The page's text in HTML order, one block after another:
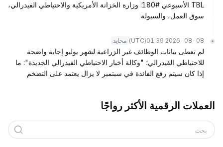
TBL الأسبوعي #180: وزارة الخزانة الأمريكية والاحتياطي الفيدرالي،
سوق العمل، والسيولة
2026-08-08 01:39
(UTC) محايد
لم تعطى بيانات الوظائف غير الزراعية لشهر يوليو إجابة واضحة
للاحتياطي الفيدرالي؛ "وكالة أخبار الاحتياطي الفيدرالي الجديدة": ما
إذا كان سيتم رفع الفائدة في سبتمبر لا يزال يعتمد على التضخم
العملات الرقمية الأكثر رواجًا
بحث